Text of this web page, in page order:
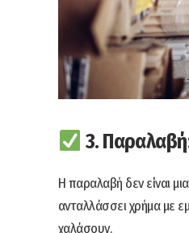
3.
Η παραλαβή δεν είναι
ανταλλάσσει χρήμα με
χαλάσουν.